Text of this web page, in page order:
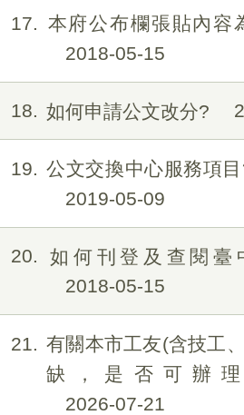
17
本府公布欄張貼內容
2018-05-15
18 如何申請公文改分?
19
公文交換中心服務項
2019-05-09
20
如何刊登及查閱臺
2018-05-15
21
有關本市工友(含技工
缺，是否可辦
2026-07-21